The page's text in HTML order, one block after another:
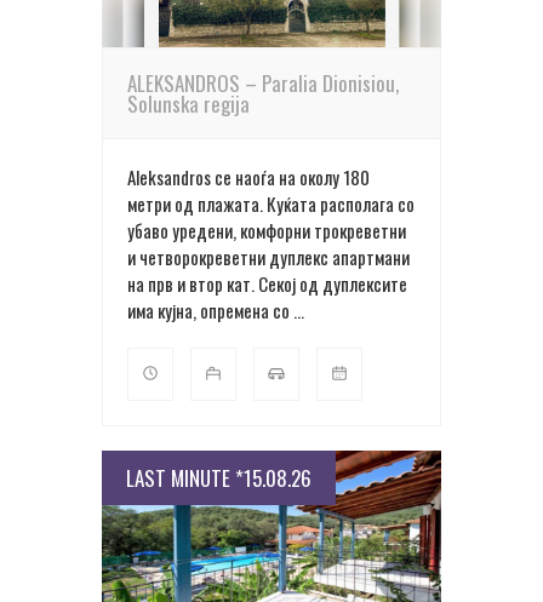
ALEKSANDROS – Paralia Dionisiou,
Solunska regija
Aleksandros се наоѓа на околу 180
метри од плажата. Куќата располага со
убаво уредени, комфорни трокреветни
и четворокреветни дуплекс апартмани
на прв и втор кат. Секој од дуплексите
има кујна, опремена со ...
LAST MINUTE *15.08.26
ПОВЕЌЕ ДЕТАЛИ